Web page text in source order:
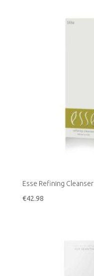
Esse Refining Cleanser
€42.98